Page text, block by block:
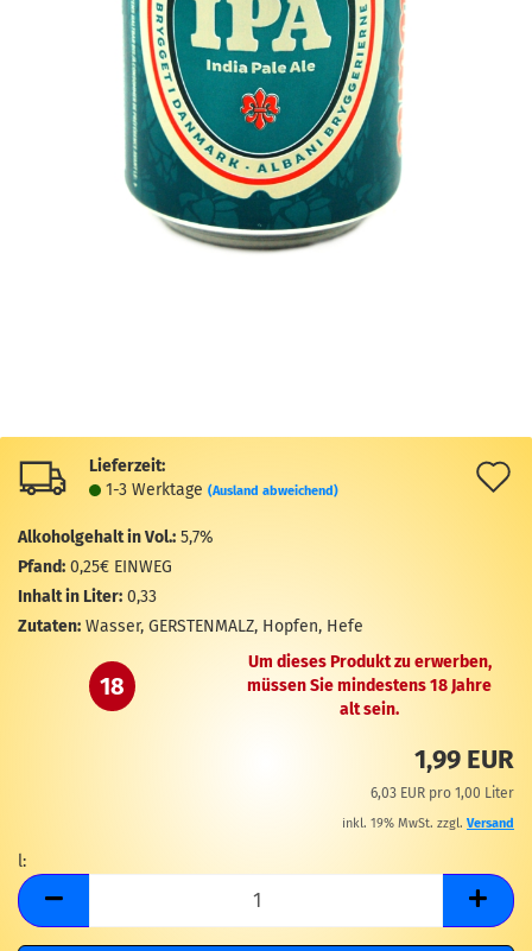
Lieferzeit:
1-3 Werktage (Ausland abweichend)
Alkoholgehalt in Vol.: 5,7%
Pfand: 0,25€ EINWEG
Inhalt in Liter: 0,33
Zutaten: Wasser, GERSTENMALZ, Hopfen, Hefe
18
Um dieses Produkt zu erwerben,
müssen Sie mindestens 18 Jahre
alt sein.
1,99 EUR
6,03 EUR pro 1,00 Liter
inkl. 19% MwSt. zzgl. Versand
l:
l